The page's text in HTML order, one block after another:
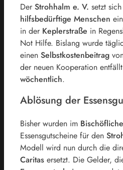
Der Strohhalm e. V. setzt
hilfsbedürftige Menschen
in der Keplerstraße in
Not Hilfe. Bislang wurde
einen Selbstkostenbeitrag
der neuen Kooperation
wöchentlich.
Ablösung der
Bisher wurden im
Essensgutscheine für den
Modell wird nun durch die
Caritas ersetzt. Die Gelder,